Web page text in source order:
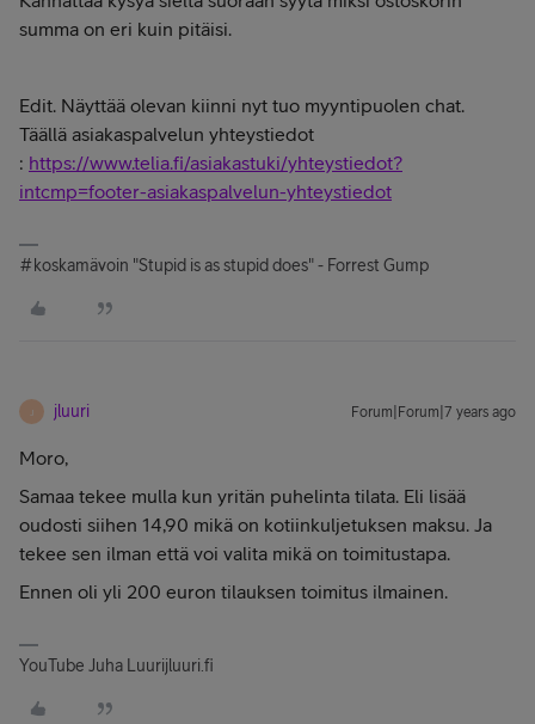
summa on eri kuin pitäisi.
Edit. Näyttää olevan kiinni nyt tuo myyntipuolen chat.
Täällä asiakaspalvelun yhteystiedot
: https://www.telia.fi/asiakastuki/yhteystiedot?
intcmp=footer-asiakaspalvelun-yhteystiedot
#koskamävoin "Stupid is as stupid does" - Forrest Gump
J jluuri Forum|Forum|7 years ago
Moro,
Samaa tekee mulla kun yritän puhelinta tilata. Eli lisää
oudosti siihen 14,90 mikä on kotiinkuljetuksen maksu. Ja
tekee sen ilman että voi valita mikä on toimitustapa.
Ennen oli yli 200 euron tilauksen toimitus ilmainen.
YouTube Juha Luurijluuri.fi